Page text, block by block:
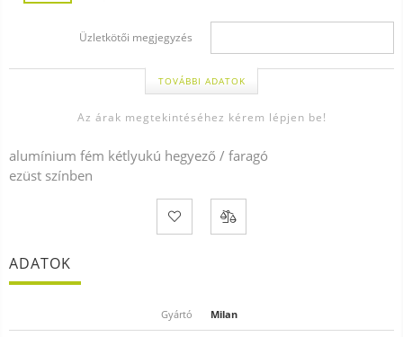
Üzletkötői megjegyzés
TOVÁBBI ADATOK
Az árak megtekintéséhez kérem lépjen be!
alumínium fém kétlyukú hegyező / faragó
ezüst színben
ADATOK
Gyártó Milan